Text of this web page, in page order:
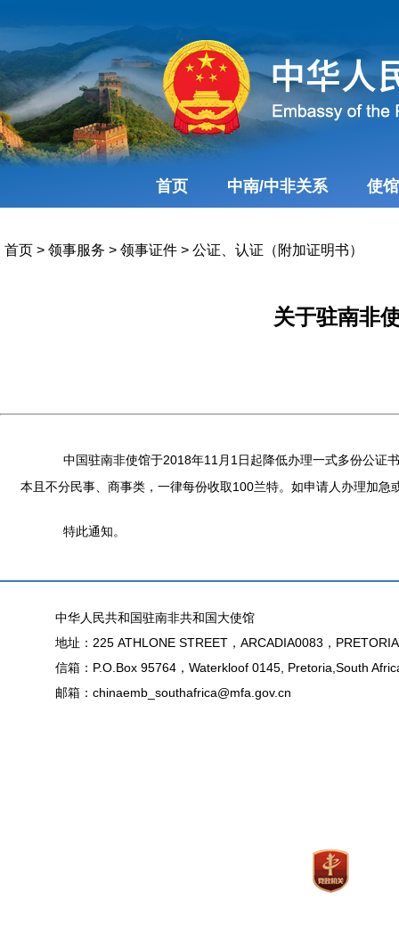
首页 中南/中非关系 使
首页 > 领事服务 > 领事证件 > 公证、认证（附加证明书）
关于驻南非
中国驻南非使馆于2018年11月1日起降低办理一式多份公证书
本且不分民事、商事类，一律每份收取100兰特。如申请人办理加
特此通知。
中华人民共和国驻南非共和国大使馆
地址：225 ATHLONE STREET，ARCADIA0083，
信箱：P.O.Box 95764，Waterkloof 0145, Pretoria,South
邮箱：chinaemb_southafrica@mfa.gov.cn